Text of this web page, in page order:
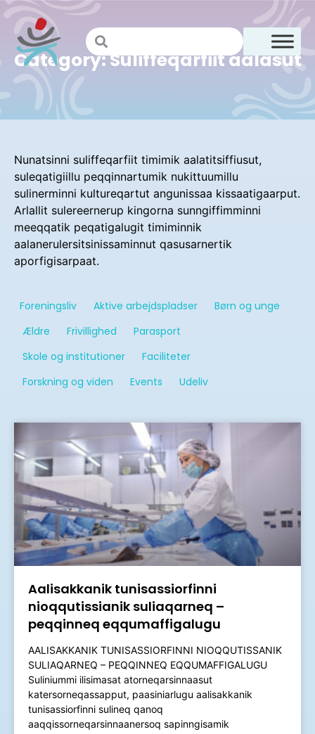
Category: Suliffeqarfiit aalasut
Nunatsinni suliffeqarfiit timimik aalatitsiffiusut,
suleqatigiillu peqqinnartumik nukittuumillu
sulinerminni kultureqartut angunissaa kissaatigaarput.
Arlallit sulereernerup kingorna sunngiffimminni
meeqqatik peqatigalugit timiminnik
aalanerulersitsinissaminnut qasusarnertik
aporfigisarpaat.
Foreningsliv Aktive arbejdspladser
Børn og unge
Ældre
Frivillighed
Parasport
Skole og institutioner
Faciliteter
Forskning og viden
Events Udeliv
Aalisakkanik tunisassiorfinni
nioqqutissianik suliaqarneq –
peqqinneq eqqumaffigalugu
AALISAKKANIK TUNISASSIORFINNI NIOQQUTISSANIK
SULIAQARNEQ – PEQQINNEQ EQQUMAFFIGALUGU​
Suliniummi ilisimasat atorneqarsinnaasut
katersorneqassapput, paasiniarlugu aalisakkanik
tunisassiorfinni sulineq qanoq
aaqqissorneqarsinnaanersoq sapinngisamik